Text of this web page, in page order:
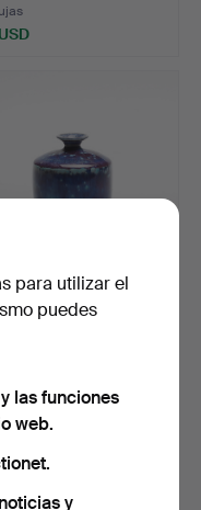
gres, Berndt
USD
para utilizar el
puedes
las funciones
web.
y